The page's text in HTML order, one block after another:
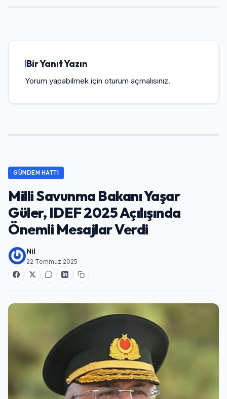
Bir Yanıt Yazın
Yorum yapabilmek için oturum açmalısınız.
GÜNDEM HATTI
Milli Savunma Bakanı Yaşar
Güler, IDEF 2025 Açılışında
Önemli Mesajlar Verdi
Nil
22 Temmuz 2025